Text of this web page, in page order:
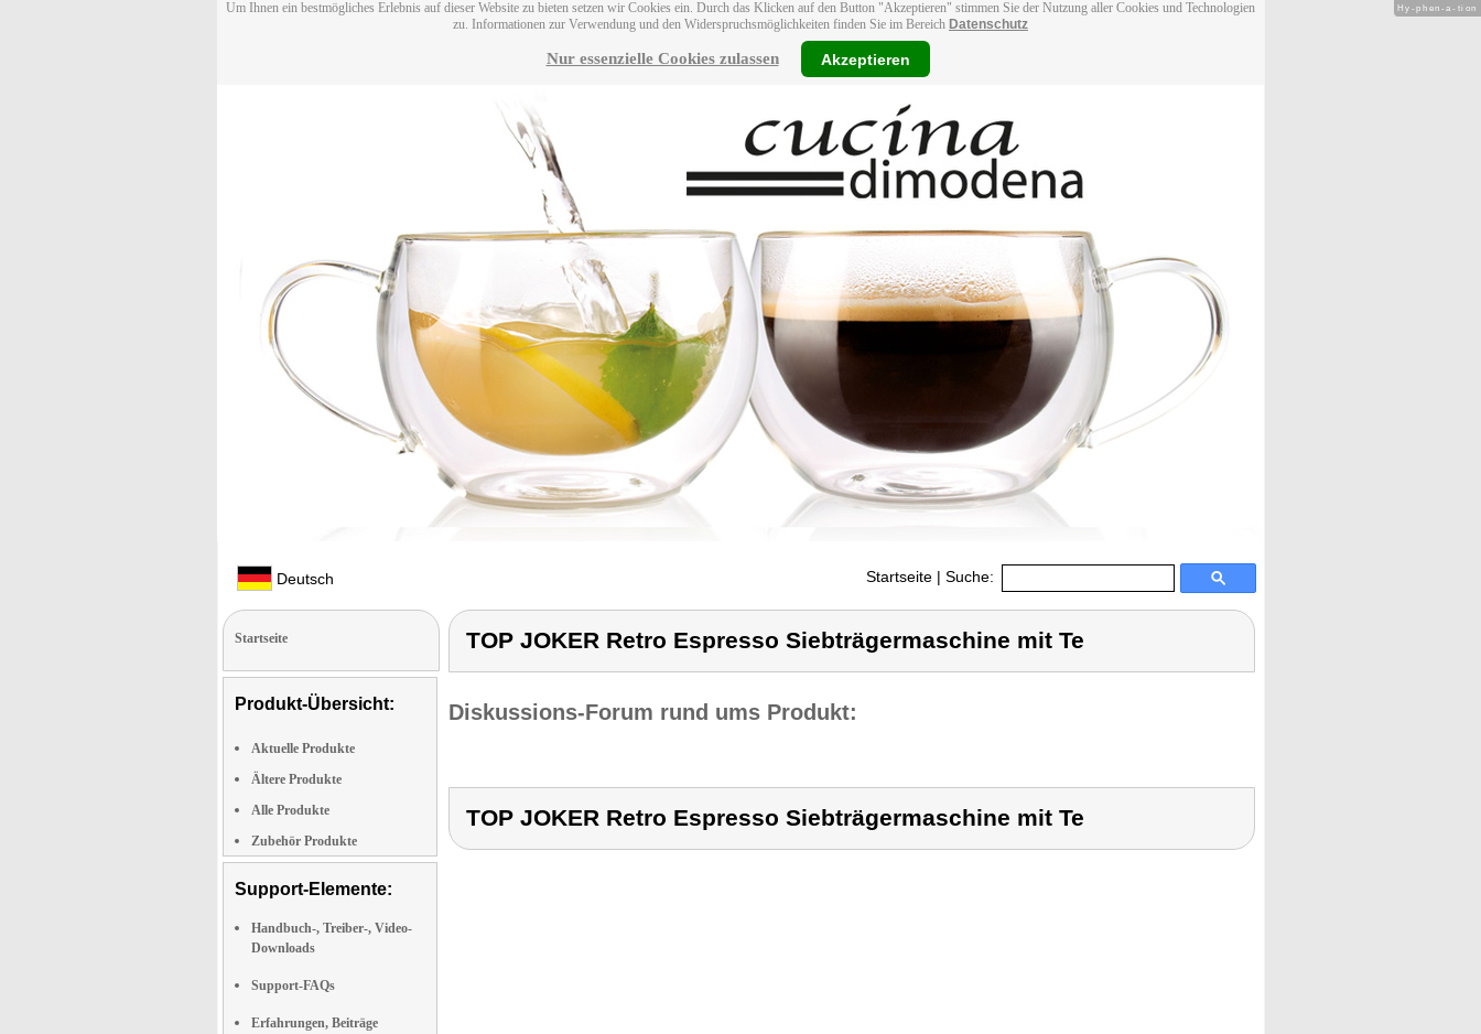
Um Ihnen ein bestmögliches Erlebnis auf dieser Website zu bieten setzen wir Cookies ein. Durch das Klicken auf den Button "Akzeptieren" stimmen Sie der Nutzung aller Cookies und Technologien
zu. Informationen zur Verwendung und den Widerspruchsmöglichkeiten finden Sie im Bereich Datenschutz
Nur essenzielle Cookies zulassen Akzeptieren
Deutsch Startseite | Suche:
Startseite
Produkt-Übersicht:
Aktuelle Produkte
Ältere Produkte
Alle Produkte
Zubehör Produkte
Support-Elemente:
Handbuch-, Treiber-, Video-
Downloads
Support-FAQs
Erfahrungen, Beiträge
TOP JOKER Retro Espresso Siebträgermaschine mit Te
Diskussions-Forum rund ums Produkt:
TOP JOKER Retro Espresso Siebträgermaschine mit Te
Hy-phen-a-tion